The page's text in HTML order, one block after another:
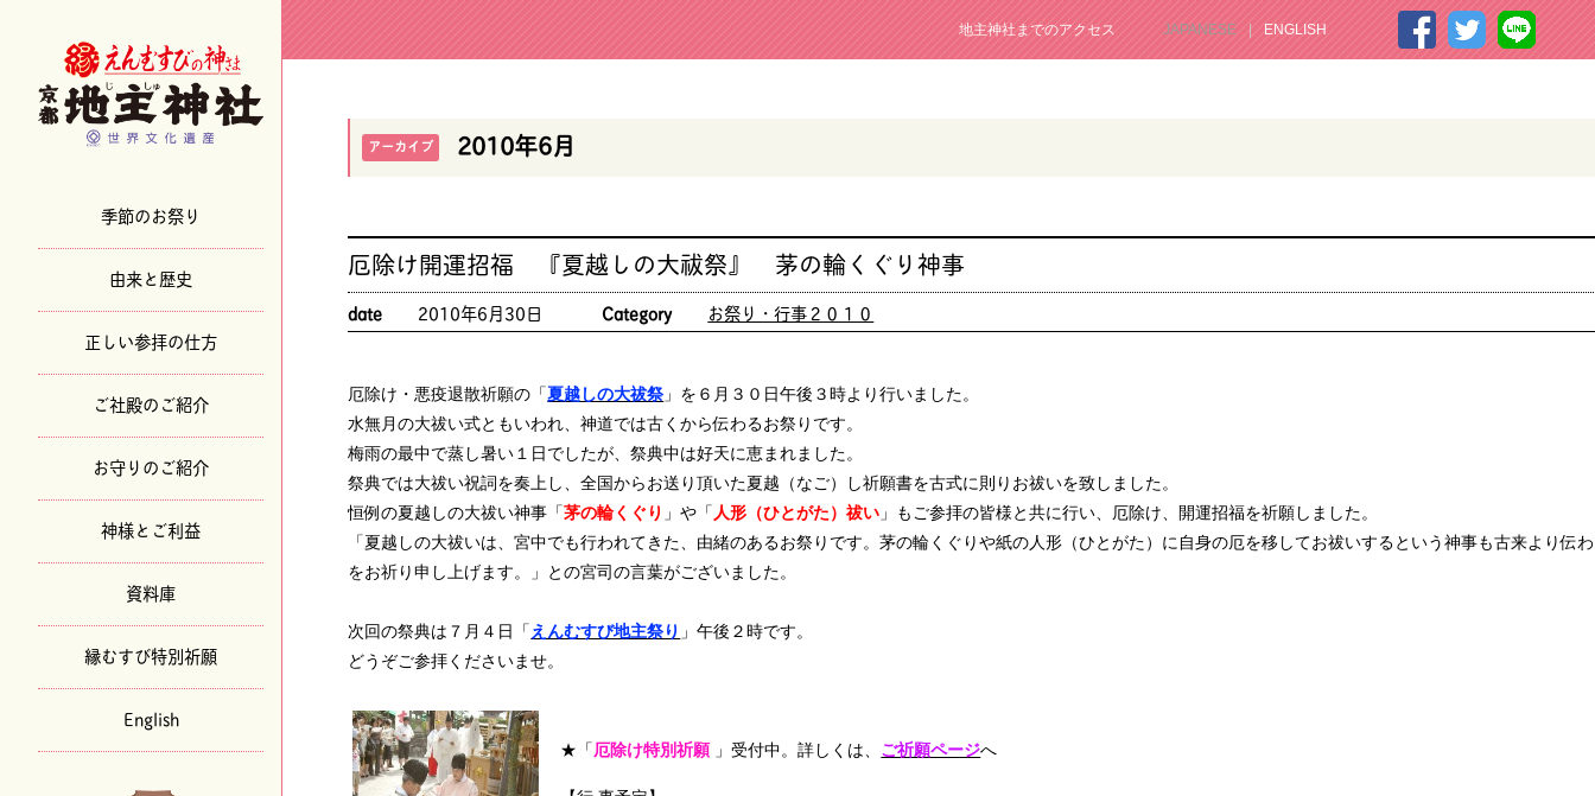
季節のお祭り
由来と歴史
正しい参拝の仕方
ご社殿のご紹介
お守りのご紹介
神様とご利益
資料庫
縁むすび特別祈願
English
地主神社までのアクセス JAPANESE ENGLISH
アーカイブ 2010年6月
厄除け開運招福 『夏越しの大祓祭』 茅の輪くぐり神事
date 2010年6月30日 Category お祭り・行事２０１０
厄除け・悪疫退散祈願の「夏越しの大祓祭」を６月３０日午後３時より行いました。
水無月の大祓い式ともいわれ、神道では古くから伝わるお祭りです。
梅雨の最中で蒸し暑い１日でしたが、祭典中は好天に恵まれました。
祭典では大祓い祝詞を奏上し、全国からお送り頂いた夏越（なご）し祈願書を古式に則りお祓いを致しました。
恒例の夏越しの大祓い神事「茅の輪くぐり 」や「人形（ひとがた）祓い 」もご参拝の皆様と共に行い、厄除け、開運招福を祈願しました。
「夏越しの大祓いは、宮中でも行われてきた、由緒のあるお祭りです。茅の輪くぐりや紙の人形（ひとがた）に自身の厄を移してお祓いするという神事も古来より
をお祈り申し上げます。」との宮司の言葉がございました。
次回の祭典は７月４日「 えんむすび地主祭り 」午後２時です。
どうぞご参拝くださいませ。
★「厄除け特別祈願」受付中。詳しくは、 ご祈願ページへ